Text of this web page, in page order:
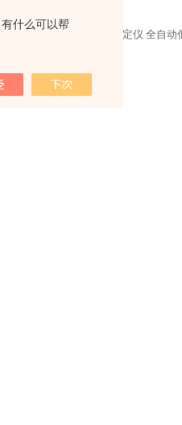
什么可以帮
DT-20混凝土动弹性模量测定仪 全自动